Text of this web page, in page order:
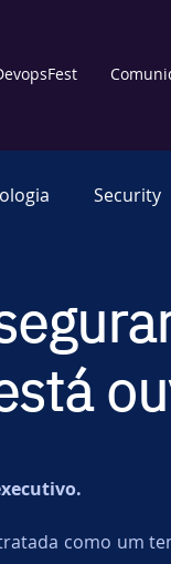
Security
AIOps
como um